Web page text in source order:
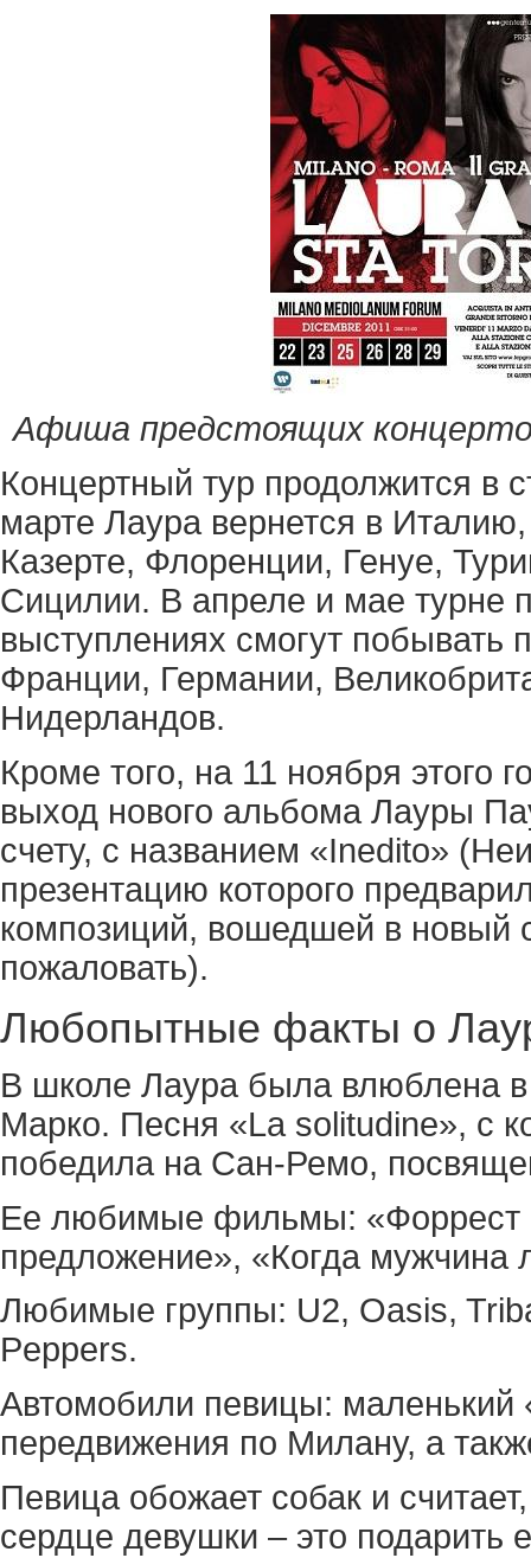
Афиша предстоящих
Концертный тур продолжится в
марте Лаура вернется в
Казерте, Флоренции, Генуе,
Сицилии. В апреле и мае турне
выступлениях смогут побывать
Франции, Германии,
Нидерландов.
Кроме того, на 11 ноября этого
выход нового альбома Лауры
счету, с названием «Inedito»
презентацию которого
композиций, вошедшей в новый
пожаловать).
Любопытные факты о
В школе Лаура была влюблена
Марко. Песня «La solitudine», c
победила на Сан-Ремо,
Ее любимые фильмы: «Форрест
предложение», «Когда
Любимые группы: U2, Oasis,
Peppers.
Автомобили певицы: маленький
передвижения по Милану, а
Певица обожает собак и
сердце девушки – это подарить